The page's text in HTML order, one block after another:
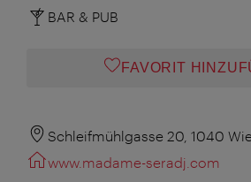
BAR & PUB
FAVORIT
Schleifmühlgasse 20, 1040
www.madame-seradj.com